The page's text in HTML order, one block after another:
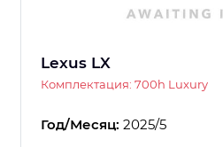
Lexus LX
Комплектация: 700h Luxury
Год/Месяц: 2025/5